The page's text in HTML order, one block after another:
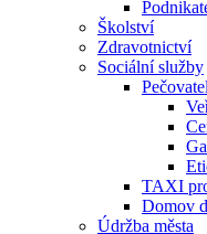
Školství
Zdravotnictví
Sociální služby
TAXI
Domov
Údržba města